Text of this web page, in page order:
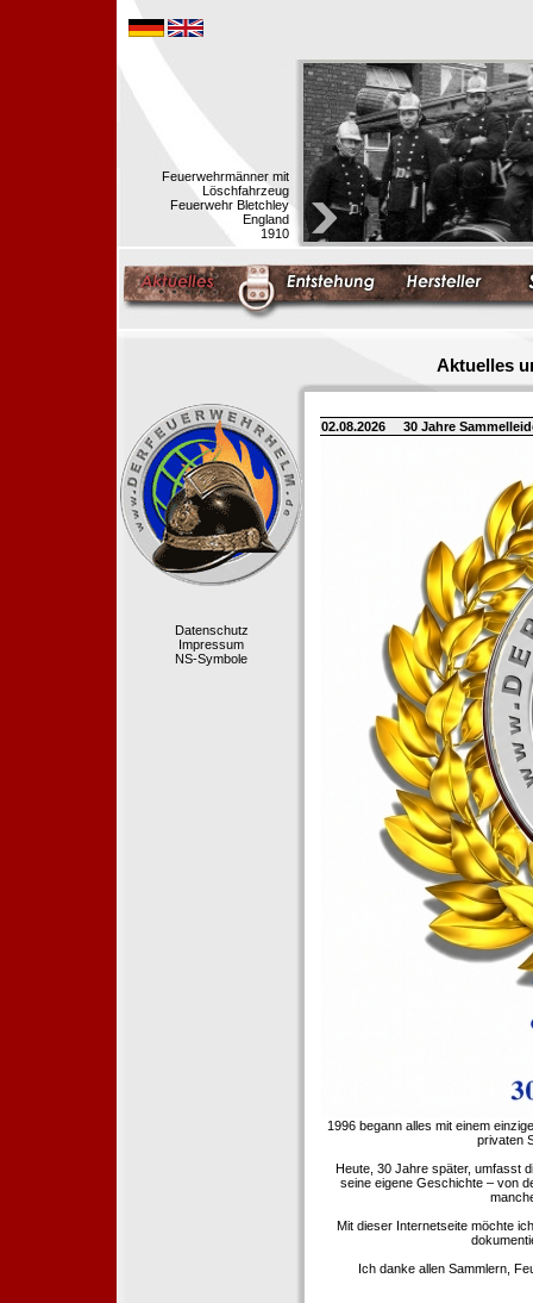
Feuerwehrmänner mit
Löschfahrzeug
Feuerwehr Bletchley
England
1910
Aktuelles
Datenschutz
Impressum
NS-Symbole
02.08.2026 30 Jahre
1996 begann alles mit einem
privaten
Heute, 30 Jahre später, umfasst
seine eigene Geschichte – von
Mit dieser Internetseite möchte
Ich danke allen Sammlern,